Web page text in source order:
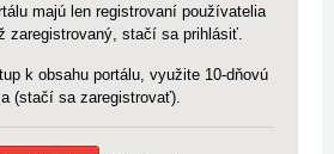
majú len registrovaní používatelia
zaregistrovaný, stačí sa prihlásiť.
k obsahu portálu, využite 10-dňovú
(stačí sa zaregistrovať).